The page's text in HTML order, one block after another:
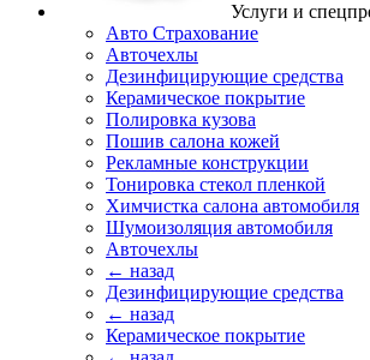
Услуги и
Авто Страхование
Авточехлы
Дезинфицирующие средства
Керамическое покрытие
Полировка кузова
Пошив салона кожей
Рекламные конструкции
Тонировка стекол пленкой
Химчистка салона автомобиля
Шумоизоляция автомобиля
Авточехлы
← назад
Дезинфицирующие средства
← назад
Керамическое покрытие